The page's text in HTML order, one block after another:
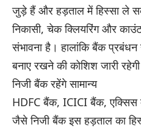
जुड़े हैं और हड़ताल में हिस्सा ले
निकासी, चेक क्लियरिंग और
संभावना है। हालांकि बैंक
बनाए रखने की कोशिश जारी
निजी बैंक रहेंगे सामान्य
HDFC बैंक, ICICI बैंक,
जैसे निजी बैंक इस हड़ताल का